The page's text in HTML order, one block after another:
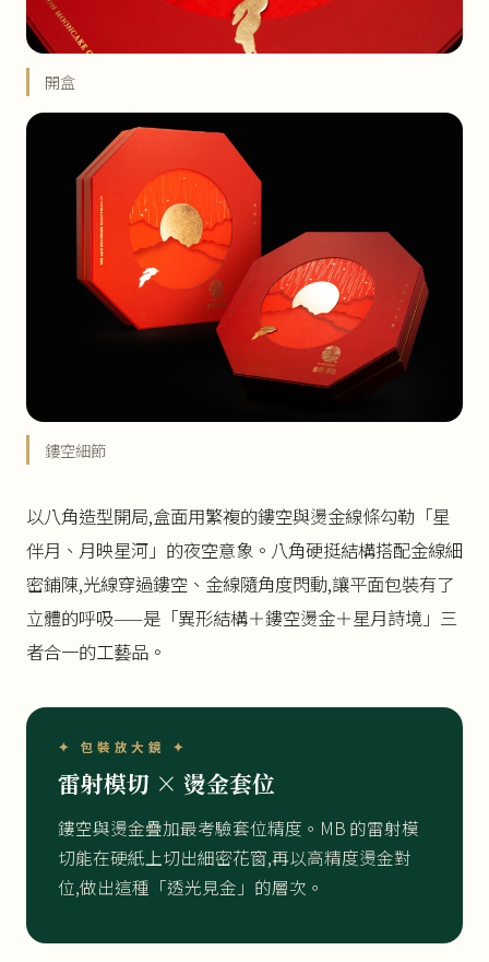
開盒
鏤空細節
以八角造型開局,盒面用繁複的鏤空與燙金線條勾勒「星
伴月、月映星河」的夜空意象。八角硬挺結構搭配金線細
密鋪陳,光線穿過鏤空、金線隨角度閃動,讓平面包裝有了
立體的呼吸——是「異形結構＋鏤空燙金＋星月詩境」三
者合一的工藝品。
✦ 包裝放大鏡 ✦
雷射模切 × 燙金套位
鏤空與燙金疊加最考驗套位精度。MB 的雷射模
切能在硬紙上切出細密花窗,再以高精度燙金對
位,做出這種「透光見金」的層次。